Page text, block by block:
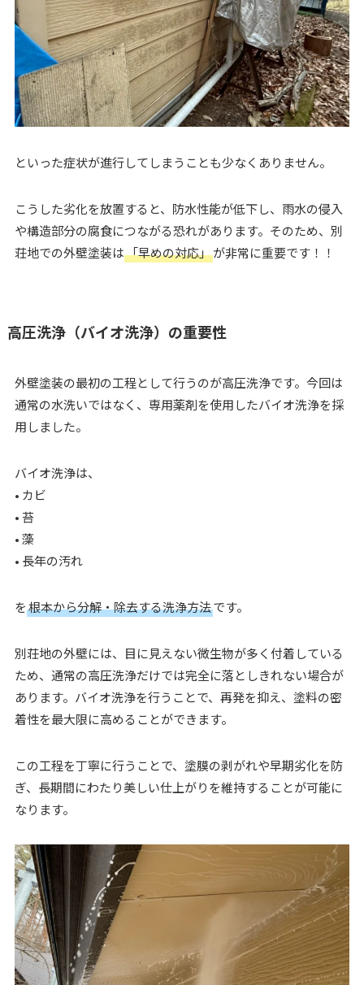
といった症状が進行してしまうことも少なくありません。
こうした劣化を放置すると、防水性能が低下し、雨水の侵入
や構造部分の腐食につながる恐れがあります。そのため、別
荘地での外壁塗装は「早めの対応」が非常に重要です！！
高圧洗浄（バイオ洗浄）の重要性
外壁塗装の最初の工程として行うのが高圧洗浄です。今回は
通常の水洗いではなく、専用薬剤を使用したバイオ洗浄を採
用しました。
バイオ洗浄は、
• カビ
• 苔
• 藻
• 長年の汚れ
を根本から分解・除去する洗浄方法です。
別荘地の外壁には、目に見えない微生物が多く付着している
ため、通常の高圧洗浄だけでは完全に落としきれない場合が
あります。バイオ洗浄を行うことで、再発を抑え、塗料の密
着性を最大限に高めることができます。
この工程を丁寧に行うことで、塗膜の剥がれや早期劣化を防
ぎ、長期間にわたり美しい仕上がりを維持することが可能に
なります。